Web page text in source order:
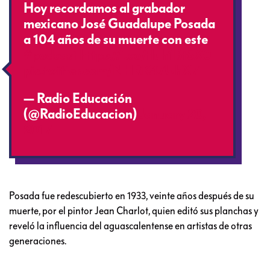
Hoy recordamos al grabador
mexicano José Guadalupe Posada
a 104 años de su muerte con este
— Radio Educación
(@RadioEducacion)
Posada fue redescubierto en 1933, veinte años después de su
muerte, por el pintor Jean Charlot, quien editó sus planchas y
reveló la influencia del aguascalentense en artistas de otras
generaciones.